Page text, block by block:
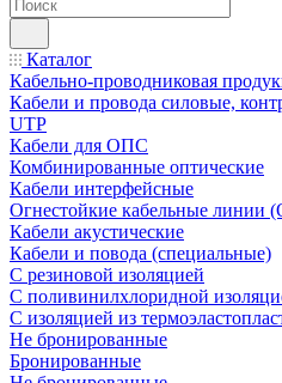
Каталог
Кабельно-проводниковая
Кабели и провода силовые,
UTP
Кабели для ОПС
Комбинированные оптические
Кабели интерфейсные
Огнестойкие кабельные линии
Кабели акустические
Кабели и повода (специальные)
С резиновой изоляцией
С поливинилхлоридной
С изоляцией из
Не бронированные
Бронированные